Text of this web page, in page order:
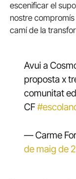
escenificar el
nostre compromís
camí de la
Avui a
proposta x
comunitat
CF
— Carme
de maig de